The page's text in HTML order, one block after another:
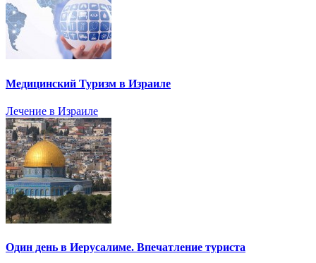
Медицинский Туризм в Израиле
Лечение в Израиле
Один день в Иерусалиме. Впечатление туриста